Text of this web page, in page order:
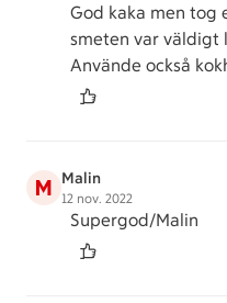
God kaka men tog
smeten var väldigt
Använde också
M Malin
12 nov. 2022
Supergod/Malin